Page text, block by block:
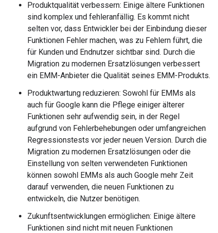
Produktqualität verbessern: Einige ältere Funktionen
sind komplex und fehleranfällig. Es kommt nicht
selten vor, dass Entwickler bei der Einbindung dieser
Funktionen Fehler machen, was zu Fehlern führt, die
für Kunden und Endnutzer sichtbar sind. Durch die
Migration zu modernen Ersatzlösungen verbessert
ein EMM-Anbieter die Qualität seines EMM-Produkts.
Produktwartung reduzieren: Sowohl für EMMs als
auch für Google kann die Pflege einiger älterer
Funktionen sehr aufwendig sein, in der Regel
aufgrund von Fehlerbehebungen oder umfangreichen
Regressionstests vor jeder neuen Version. Durch die
Migration zu modernen Ersatzlösungen oder die
Einstellung von selten verwendeten Funktionen
können sowohl EMMs als auch Google mehr Zeit
darauf verwenden, die neuen Funktionen zu
entwickeln, die Nutzer benötigen.
Zukunftsentwicklungen ermöglichen: Einige ältere
Funktionen sind nicht mit neuen Funktionen